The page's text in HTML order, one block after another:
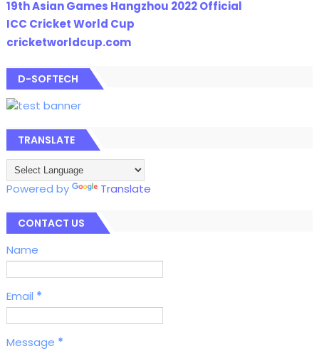
19th Asian Games Hangzhou 2022 Official
ICC Cricket World Cup
cricketworldcup.com
D-SOFTECH
TRANSLATE
Powered by Translate
CONTACT US
Name
Email *
Message *